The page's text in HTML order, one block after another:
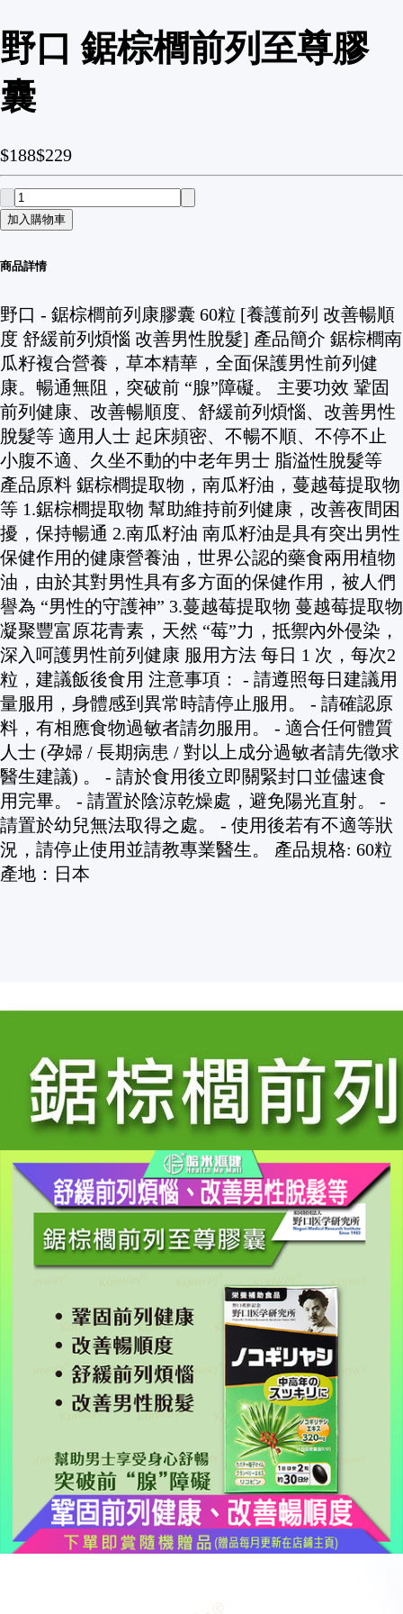
野口 鋸棕櫚前列至尊膠
囊
$188$229
加入購物車
商品詳情
野口 - 鋸棕櫚前列康膠囊 60粒 [養護前列 改善暢順
度 舒緩前列煩惱 改善男性脫髮] 產品簡介 鋸棕櫚南
瓜籽複合營養，草本精華，全面保護男性前列健
康。暢通無阻，突破前 “腺”障礙。 主要功效 鞏固
前列健康、改善暢順度、舒緩前列煩惱、改善男性
脫髮等 適用人士 起床頻密、不暢不順、不停不止
小腹不適、久坐不動的中老年男士 脂溢性脫髮等
產品原料 鋸棕櫚提取物，南瓜籽油，蔓越莓提取物
等 1.鋸棕櫚提取物 幫助維持前列健康，改善夜間困
擾，保持暢通 2.南瓜籽油 南瓜籽油是具有突出男性
保健作用的健康營養油，世界公認的藥食兩用植物
油，由於其對男性具有多方面的保健作用，被人們
譽為 “男性的守護神” 3.蔓越莓提取物 蔓越莓提取物
凝聚豐富原花青素，天然 “莓”力，抵禦內外侵染，
深入呵護男性前列健康 服用方法 每日 1 次，每次2
粒，建議飯後食用 注意事項： - 請遵照每日建議用
量服用，身體感到異常時請停止服用。 - 請確認原
料，有相應食物過敏者請勿服用。 - 適合任何體質
人士 (孕婦 / 長期病患 / 對以上成分過敏者請先徵求
醫生建議) 。 - 請於食用後立即關緊封口並儘速食
用完畢。 - 請置於陰涼乾燥處，避免陽光直射。 -
請置於幼兒無法取得之處。 - 使用後若有不適等狀
況，請停止使用並請教專業醫生。 產品規格: 60粒
產地：日本